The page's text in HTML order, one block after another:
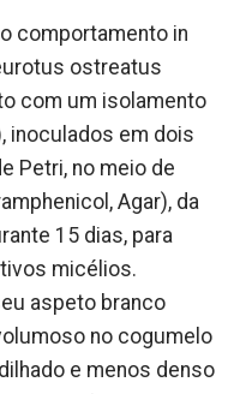
comportamento in
ostreatus
com um isolamento
inoculados em dois
Petri, no meio de
Agar), da
15 dias, para
micélios.
aspeto branco
no cogumelo
e menos denso